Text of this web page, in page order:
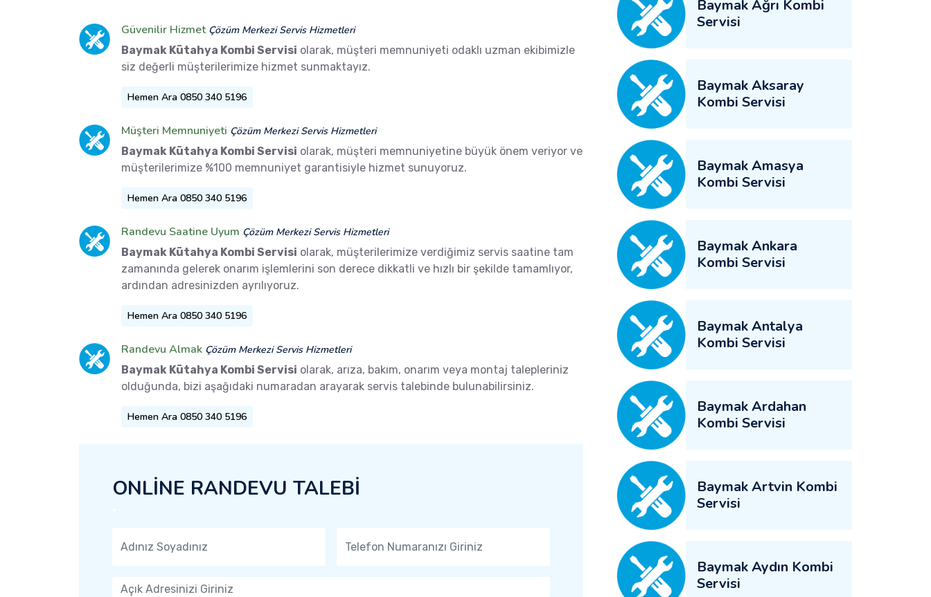
Güvenilir Hizmet Çözüm Merkezi Servis Hizmetleri
Baymak Kütahya Kombi Servisi olarak, müşteri memnuniyeti odaklı uzman ekibimizle
siz değerli müşterilerimize hizmet sunmaktayız.
Hemen Ara 0850 340 5196
Müşteri Memnuniyeti Çözüm Merkezi Servis Hizmetleri
Baymak Kütahya Kombi Servisi olarak, müşteri memnuniyetine büyük önem veriyor ve
müşterilerimize %100 memnuniyet garantisiyle hizmet sunuyoruz.
Hemen Ara 0850 340 5196
Randevu Saatine Uyum Çözüm Merkezi Servis Hizmetleri
Baymak Kütahya Kombi Servisi olarak, müşterilerimize verdiğimiz servis saatine tam
zamanında gelerek onarım işlemlerini son derece dikkatli ve hızlı bir şekilde tamamlıyor,
ardından adresinizden ayrılıyoruz.
Hemen Ara 0850 340 5196
Randevu Almak Çözüm Merkezi Servis Hizmetleri
Baymak Kütahya Kombi Servisi olarak, arıza, bakım, onarım veya montaj talepleriniz
olduğunda, bizi aşağıdaki numaradan arayarak servis talebinde bulunabilirsiniz.
Hemen Ara 0850 340 5196
ONLİNE RANDEVU TALEBİ
Baymak Ağrı Kombi
Servisi
Baymak Aksaray
Kombi Servisi
Baymak Amasya
Kombi Servisi
Baymak Ankara
Kombi Servisi
Baymak Antalya
Kombi Servisi
Baymak Ardahan
Kombi Servisi
Baymak Artvin Kombi
Servisi
Baymak Aydın Kombi
Servisi